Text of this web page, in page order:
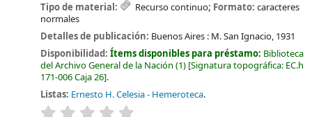
Tipo de material: Recurso continuo; Formato: caracteres
normales
Detalles de publicación: Buenos Aires : M. San Ignacio, 1931
Disponibilidad:Ítems disponibles para préstamo: Biblioteca
del Archivo General de la Nación (1) Signatura topográfica: EC.h
171-006 Caja 26 .
Listas: Ernesto H. Celesia - Hemeroteca.
valoración